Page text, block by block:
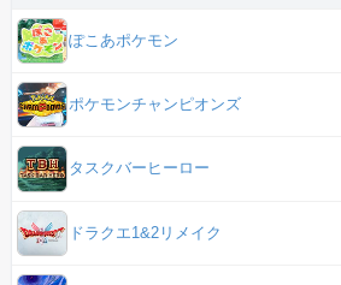
ぽこあポケモン
ポケモンチャンピオンズ
タスクバーヒーロー
ドラクエ1&2リメイク